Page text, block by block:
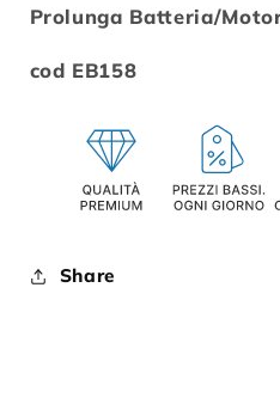
Prolunga Batteria/
cod EB158
Share